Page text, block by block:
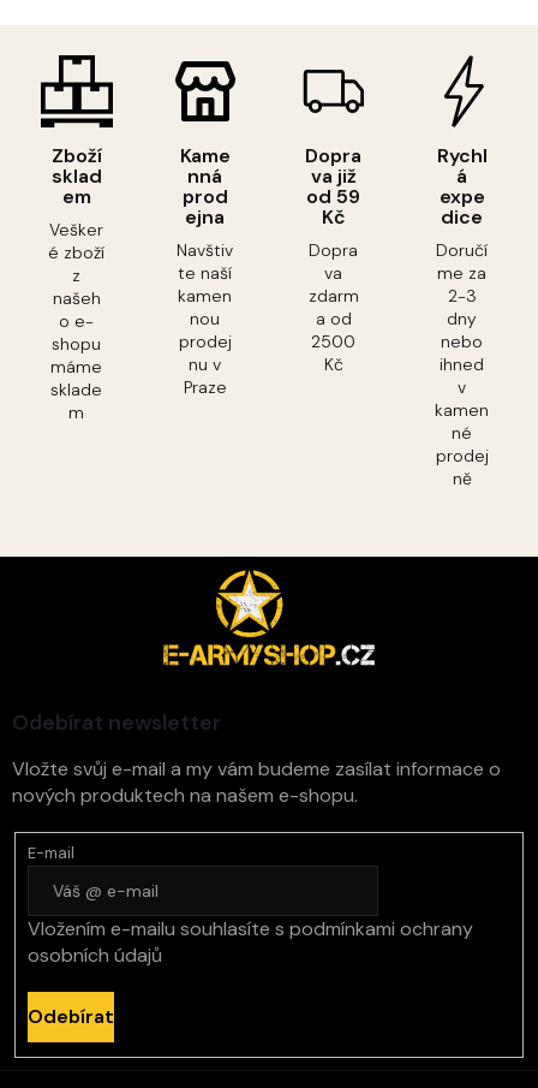
Zboží
sklad
em
Vešker
é zboží
z
našeh
o e-
shopu
máme
sklade
m
Kame
nná
prod
ejna
Navštiv
te naší
kamen
nou
prodej
nu v
Praze
Dopra
va již
od 59
Kč
Dopra
va
zdarm
a od
2500
Kč
Rychl
á
expe
dice
Doručí
me za
2-3
dny
nebo
ihned
v
kamen
né
prodej
ně
Odebírat newsletter
Vložte svůj e-mail a my vám budeme zasílat informace o
nových produktech na našem e-shopu.
E-mail
Vložením e-mailu souhlasíte s podmínkami ochrany
osobních údajů
Odebírat